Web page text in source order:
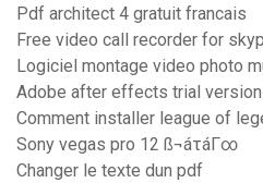
Pdf architect 4 gratuit francais
Free video call recorder for
Logiciel montage video photo
Adobe after effects trial
Comment installer league of
Sony vegas pro 12 ß¬áτáΓ∞
Changer le texte dun pdf